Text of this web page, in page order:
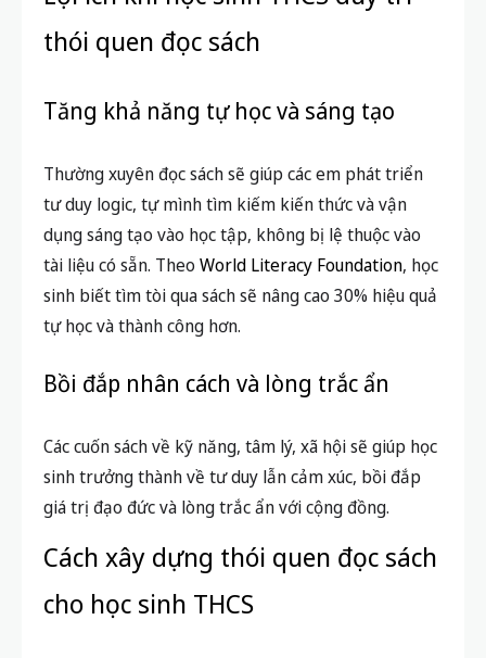
Lợi ích khi học sinh THCS duy trì
thói quen đọc sách
Tăng khả năng tự học và sáng tạo
Thường xuyên đọc sách sẽ giúp các em phát triển
tư duy logic, tự mình tìm kiếm kiến thức và vận
tài liệu có sẵn. Theo World Literacy Foundation